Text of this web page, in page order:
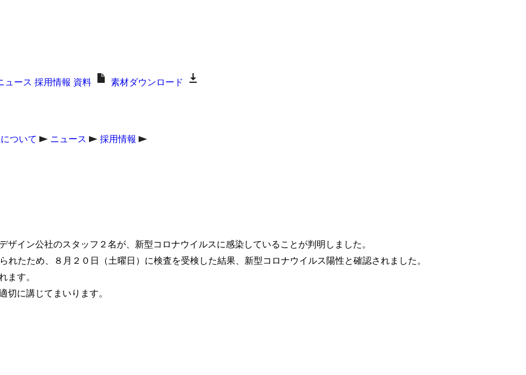
ュース 採用情報 資料 素材ダウンロード
ついて ニュース 採用情報
イン公社のスタッフ２名が、新型コロナウイルスに感染していることが判明しました。
たため、８月２０日（土曜日）に検査を受検した結果、新型コロナウイルス陽性と確認されました。
ます。
切に講じてまいります。